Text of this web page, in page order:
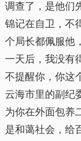
调查了，是他们
锦记在自卫，不
个局长都佩服他
一天后，我没有
不提醒你，你这
云海市里的副纪
为你在外面包养
是和蔼社会，给